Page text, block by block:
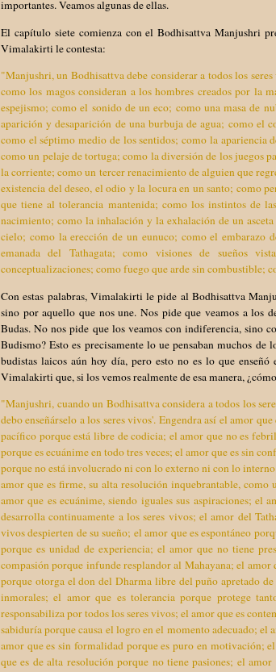
importantes. Veamos algunas de ellas.
El capítulo siete comienza con el Bodhisattva Manjushri
Vimalakirti le contesta:
"Manjushri, un Bodhisattva debe considerar a todos los
como los magos consideran a los hombres creados por la
espejismo; como el sonido de un eco; como una masa de
aparición y desaparición de una burbuja de agua; como el
como el séptimo medio de los sentidos; como la
como un pelaje de tortuga; como la diversión de los juegos
la corriente; como un tercer renacimiento de alguien que
existencia del deseo, el odio y la locura en un santo; como
que tiene al tolerancia mantenida; como los instintos de
nacimiento; como la inhalación y la exhalación de un
cielo; como la erección de un eunuco; como el embarazo
emanada del Tathagata; como visiones de sueños
conceptualizaciones; como fuego que arde sin combustible;
Con estas palabras, Vimalakirti le pide al Bodhisattva
sino por aquello que nos une. Nos pide que veamos a los
Budas. No nos pide que los veamos con indiferencia, sino
Budismo? Esto es precisamente lo ue pensaban muchos
budistas laicos aún hoy día, pero esto no es lo que
Vimalakirti que, si los vemos realmente de esa manera,
"Manjushri, cuando un Bodhisattva considera a todos los
debo enseñárselo a los seres vivos'. Engendra así el amor
pacífico porque está libre de codicia; el amor que no es
porque es ecuánime en todo tres veces; el amor que es sin
porque no está involucrado ni con lo externo ni con lo
amor que es firme, su alta resolución inquebrantable,
amor que es ecuánime, siendo iguales sus aspiraciones;
desarrolla continuamente a los seres vivos; el amor del
vivos despierten de su sueño; el amor que es espontáneo
porque es unidad de experiencia; el amor que no tiene
compasión porque infunde resplandor al Mahayana; el amor
porque otorga el don del Dharma libre del puño apretado
inmorales; el amor que es tolerancia porque protege
responsabiliza por todos los seres vivos; el amor que es
sabiduría porque causa el logro en el momento adecuado;
amor que es sin formalidad porque es puro en motivación;
que es de alta resolución porque no tiene pasiones; el